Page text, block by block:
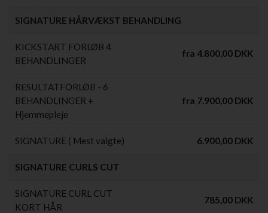
SIGNATURE HÅRVÆKST BEHANDLING
KICKSTART FORLØB 4
BEHANDLINGER
fra 4.800,00 DKK
RESULTATFORLØB - 6
BEHANDLINGER +
Hjemmepleje
fra 7.900,00 DKK
SIGNATURE ( Mest valgte) 6.900,00 DKK
SIGNATURE CURLS CUT
SIGNATURE CURL CUT
KORT HÅR
785,00 DKK